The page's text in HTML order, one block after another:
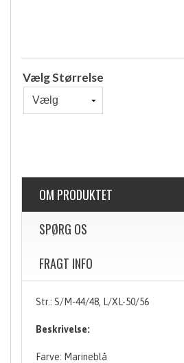
Vælg Størrelse
OM PRODUKTET
SPØRG OS
FRAGT INFO
Str.: S/M-44/48, L/XL-50/56
Beskrivelse:
Farve: Marineblå